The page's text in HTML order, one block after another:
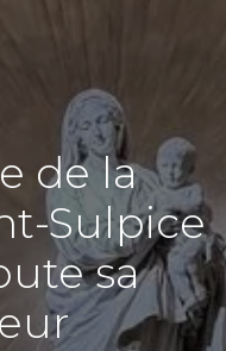
de la
Sulpice
sa